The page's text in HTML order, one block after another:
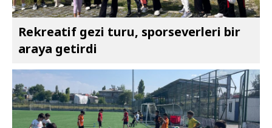
Rekreatif gezi turu, sporseverleri bir
araya getirdi